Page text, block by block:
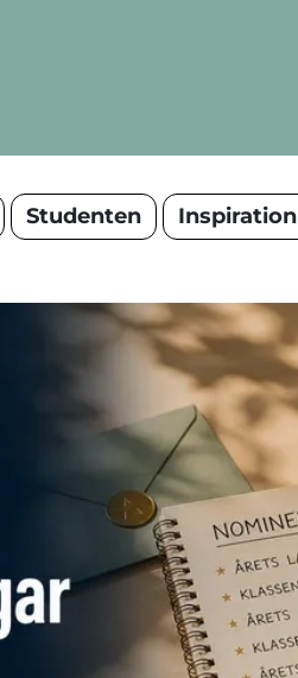
Studenten Inspiration